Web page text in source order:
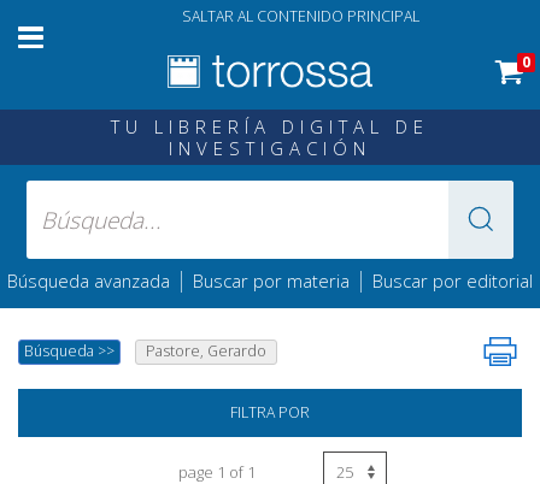
SALTAR AL CONTENIDO PRINCIPAL
0
TU LIBRERÍA DIGITAL DE
INVESTIGACIÓN
Búsqueda avanzada | Buscar por materia | Buscar por editorial
Búsqueda >> Pastore, Gerardo
FILTRA POR
page 1 of 1